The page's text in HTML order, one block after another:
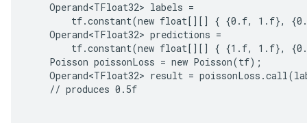
    Operand<TFloat32> labels =
tf.constant(new float[][] { {0.f, 1.f},
    Operand<TFloat32> predictions =
tf.constant(new float[][] { {1.f, 1.f},
    Poisson poissonLoss = new Poisson(tf);
Operand<TFloat32> result =
    // produces 0.5f